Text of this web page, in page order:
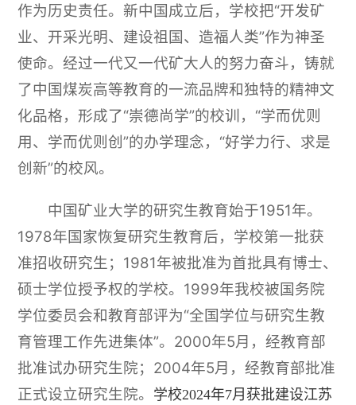
作为历史责任。新中国成立后，学校把“开发矿
业、开采光明、建设祖国、造福人类”作为神圣
使命。经过一代又一代矿大人的努力奋斗，铸就
了中国煤炭高等教育的一流品牌和独特的精神文
化品格，形成了“崇德尚学”的校训，“学而优则
用、学而优则创”的办学理念，“好学力行、求是
创新”的校风。
中国矿业大学的研究生教育始于1951年。
1978年国家恢复研究生教育后，学校第一批获
准招收研究生；1981年被批准为首批具有博士、
硕士学位授予权的学校。1999年我校被国务院
学位委员会和教育部评为“全国学位与研究生教
育管理工作先进集体”。2000年5月，经教育部
批准试办研究生院；2004年5月，经教育部批准
正式设立研究生院。
学校2024年7月获批建设江苏